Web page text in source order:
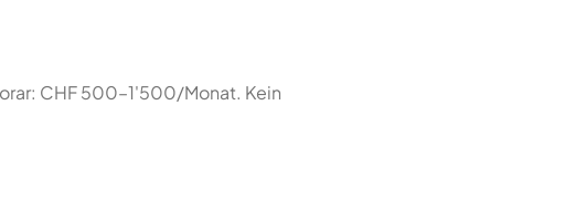
CHF 500–1'500/Monat. Kein